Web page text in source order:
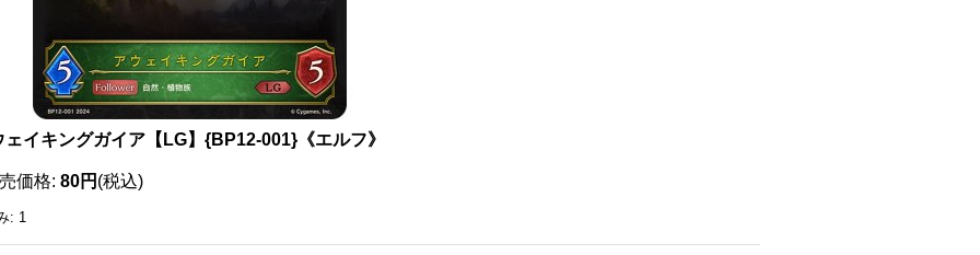
ェイキングガイア【LG】{BP12-001}《エルフ》
価格: 80円 (税込)
: 1